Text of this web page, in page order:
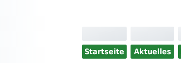
Startseite
Aktuelles